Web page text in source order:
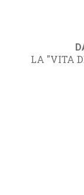
LA "VITA